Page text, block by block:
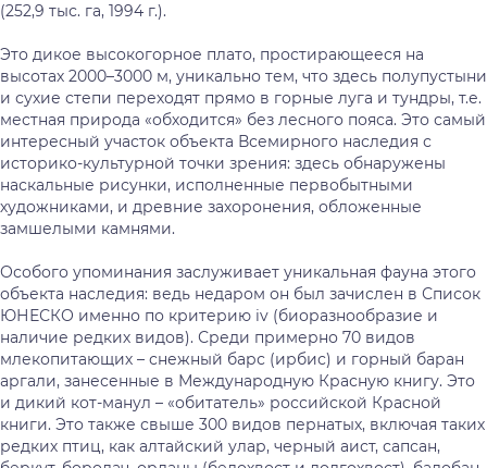
(252,9 тыс. га, 1994 г.).
Это дикое высокогорное плато, простирающееся на
высотах 2000–3000 м, уникально тем, что здесь полупустыни
и сухие степи переходят прямо в горные луга и тундры, т.е.
местная природа «обходится» без лесного пояса. Это самый
интересный участок объекта Всемирного наследия с
историко-культурной точки зрения: здесь обнаружены
наскальные рисунки, исполненные первобытными
художниками, и древние захоронения, обложенные
замшелыми камнями.
Особого упоминания заслуживает уникальная фауна этого
объекта наследия: ведь недаром он был зачислен в Список
ЮНЕСКО именно по критерию iv (биоразнообразие и
наличие редких видов). Среди примерно 70 видов
млекопитающих – снежный барс (ирбис) и горный баран
аргали, занесенные в Международную Красную книгу. Это
и дикий кот-манул – «обитатель» российской Красной
книги. Это также свыше 300 видов пернатых, включая таких
редких птиц, как алтайский улар, черный аист, сапсан,